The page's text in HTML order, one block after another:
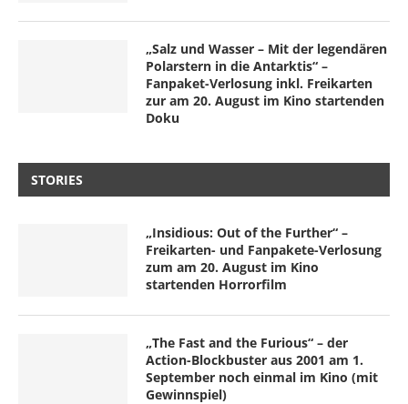
„Salz und Wasser – Mit der legendären
Polarstern in die Antarktis“ –
Fanpaket-Verlosung inkl. Freikarten
zur am 20. August im Kino startenden
Doku
STORIES
„Insidious: Out of the Further“ –
Freikarten- und Fanpakete-Verlosung
zum am 20. August im Kino
startenden Horrorfilm
„The Fast and the Furious“ – der
Action-Blockbuster aus 2001 am 1.
September noch einmal im Kino (mit
Gewinnspiel)